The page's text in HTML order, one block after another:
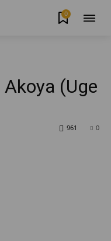
0
(Uge
0
961